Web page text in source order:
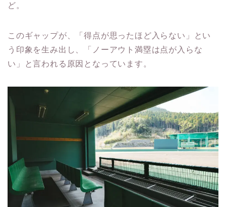
ど。
このギャップが、「得点が思ったほど入らない」とい
う印象を生み出し、「ノーアウト満塁は点が入らな
い」と言われる原因となっています。